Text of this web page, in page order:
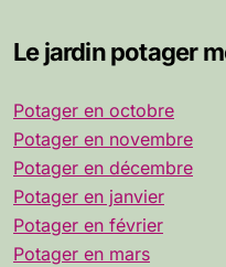
Le jardin potager
Potager en octobre
Potager en novembre
Potager en décembre
Potager en janvier
Potager en février
Potager en mars